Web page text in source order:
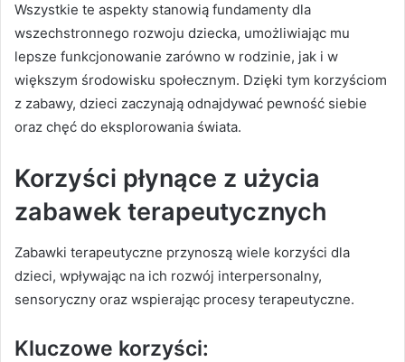
Wszystkie te aspekty stanowią fundamenty dla
wszechstronnego rozwoju dziecka, umożliwiając mu
lepsze funkcjonowanie zarówno w rodzinie, jak i w
większym środowisku społecznym. Dzięki tym korzyściom
z zabawy, dzieci zaczynają odnajdywać pewność siebie
oraz chęć do eksplorowania świata.
Korzyści płynące z użycia
zabawek terapeutycznych
Zabawki terapeutyczne przynoszą wiele korzyści dla
dzieci, wpływając na ich rozwój interpersonalny,
sensoryczny oraz wspierając procesy terapeutyczne.
Kluczowe korzyści: